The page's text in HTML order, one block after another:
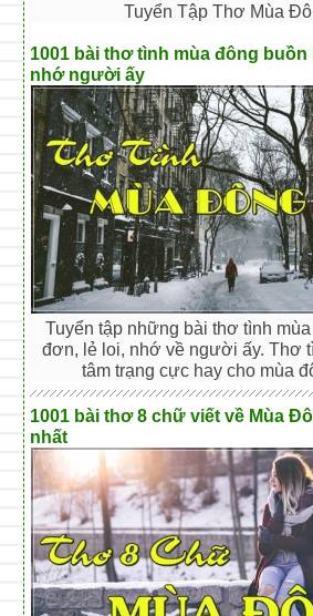
Tuyển Tập Thơ Mùa
1001 bài thơ tình mùa đông buồn
nhớ người ấy
Tuyển tập những bài thơ tình
đơn, lẻ loi, nhớ về người ấy. Thơ
tâm trạng cực hay cho mùa
1001 bài thơ 8 chữ viết về Mùa
nhất